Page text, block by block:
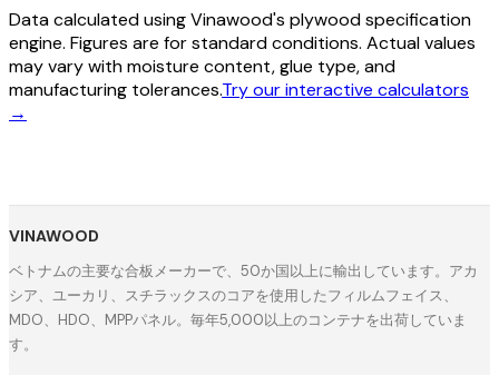
Data calculated using Vinawood's plywood specification
engine. Figures are for standard conditions. Actual values
may vary with moisture content, glue type, and
manufacturing tolerances.Try our interactive calculators
→
VINAWOOD
ベトナムの主要な合板メーカーで、50か国以上に輸出しています。アカ
シア、ユーカリ、スチラックスのコアを使用したフィルムフェイス、
MDO、HDO、MPPパネル。毎年5,000以上のコンテナを出荷していま
す。